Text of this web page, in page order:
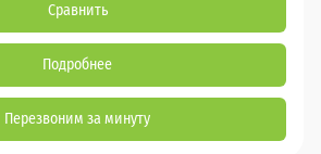
Сравнить
Подробнее
Перезвоним за минуту